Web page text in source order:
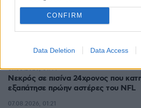
CONFIRM
Data Deletion Data Access
νότια Σαουδική Αραβία
Γκολ ο Παυλίδης στη εξάρα της
07.08.2026, 02:10
Νεκρός σε πισίνα 24χρονος που
εξαπάτησε πρώην αστέρες του NFL
07.08.2026, 01:44
07.08.2026, 01:21